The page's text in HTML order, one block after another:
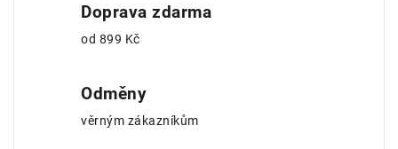
Doprava zdarma
od 899 Kč
Odměny
věrným zákazníkům